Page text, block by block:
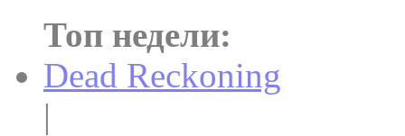
Топ недели:
Dead Reckoning
|